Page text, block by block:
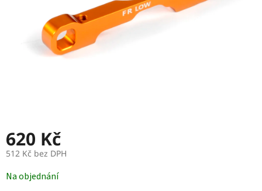
620 Kč
512 Kč bez DPH
cena:
Na objednání